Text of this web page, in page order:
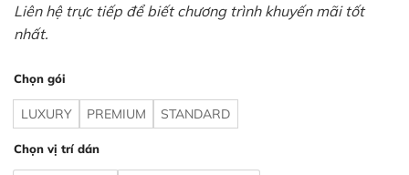
Liên hệ trực tiếp để biết chương trình khuyến mãi tốt
nhất.
Chọn gói
LUXURY PREMIUM STANDARD
Chọn vị trí dán